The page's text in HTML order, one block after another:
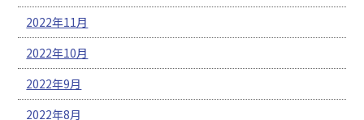
2022年11月
2022年10月
2022年9月
2022年8月